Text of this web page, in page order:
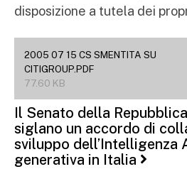
disposizione a tutela dei
2005 07 15 CS SMENTITA SU
CITIGROUP.PDF
77.60 KB
Il Senato della
siglano un accordo di
sviluppo dell’Intelligenza
generativa in Italia